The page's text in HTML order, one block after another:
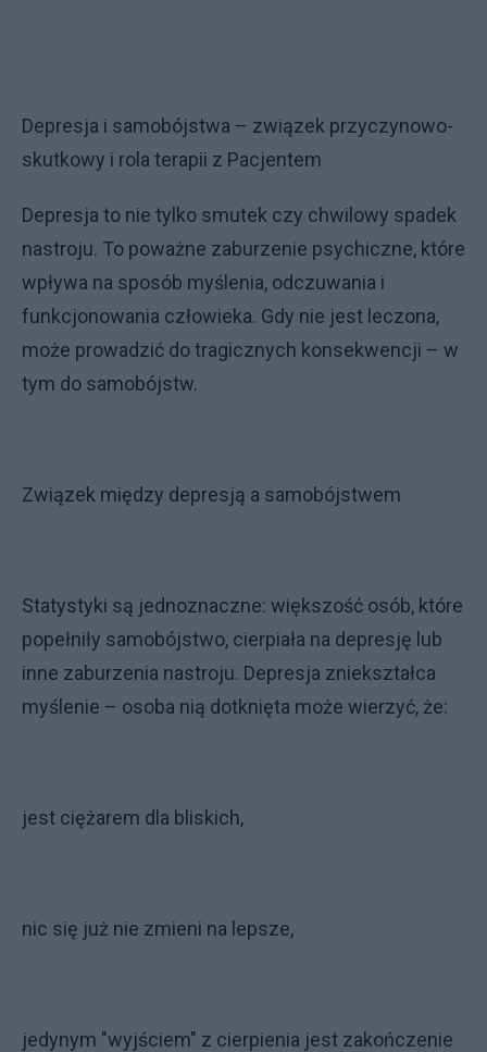
Depresja i samobójstwa – związek przyczynowo-
skutkowy i rola terapii z Pacjentem
Depresja to nie tylko smutek czy chwilowy spadek
nastroju. To poważne zaburzenie psychiczne, które
wpływa na sposób myślenia, odczuwania i
funkcjonowania człowieka. Gdy nie jest leczona,
może prowadzić do tragicznych konsekwencji – w
tym do samobójstw.
Związek między depresją a samobójstwem
Statystyki są jednoznaczne: większość osób, które
popełniły samobójstwo, cierpiała na depresję lub
inne zaburzenia nastroju. Depresja zniekształca
myślenie – osoba nią dotknięta może wierzyć, że:
jest ciężarem dla bliskich,
nic się już nie zmieni na lepsze,
jedynym "wyjściem" z cierpienia jest zakończenie